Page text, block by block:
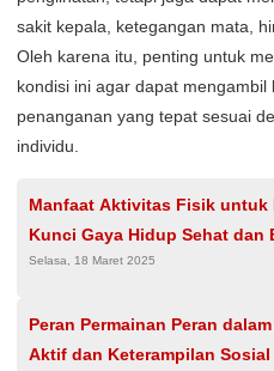
sakit kepala, ketegangan mata,
Oleh karena itu, penting untuk
kondisi ini agar dapat
penanganan yang tepat sesuai
individu.
Manfaat Aktivitas Fisik untuk
Kunci Gaya Hidup Sehat dan
Selasa, 18 Maret 2025
Peran Permainan Peran
Aktif dan Keterampilan Sosial